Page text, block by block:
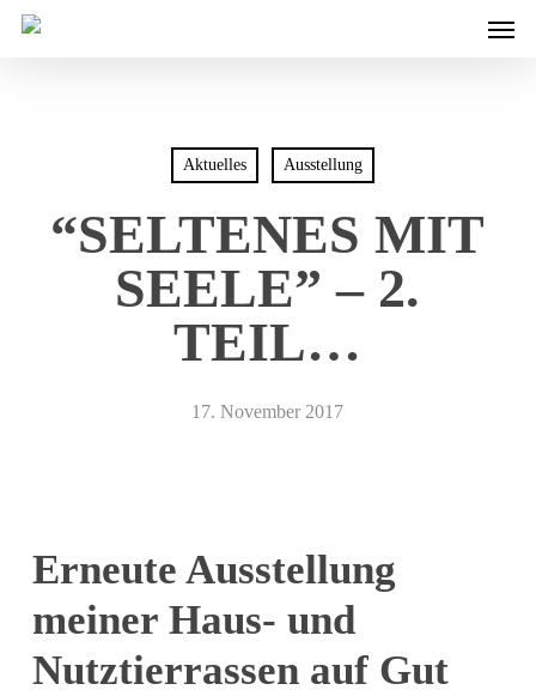
Skip
Menu
Aktuelles Ausstellung
“SELTENES MIT
SEELE” – 2.
TEIL…
17. November 2017
Erneute Ausstellung
meiner Haus- und
Nutztierrassen auf Gut